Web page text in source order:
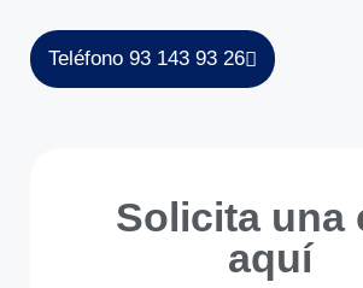
Teléfono 93 143 93 26
Solicita una
aquí